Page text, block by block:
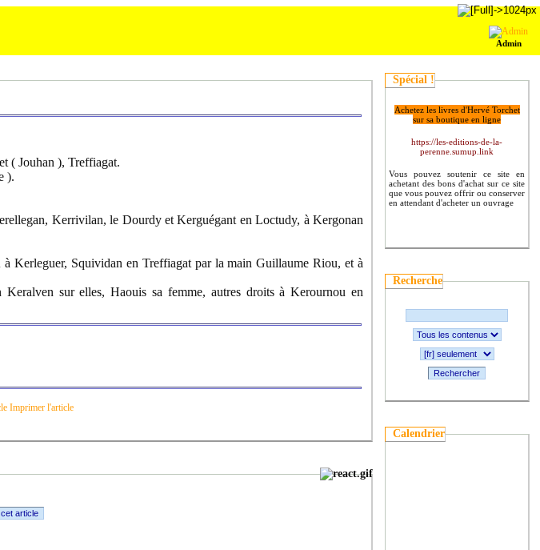
Admin
( Jouhan ), Treffiagat.
).
Kerrivilan, le Dourdy et Kerguégant en Loctudy, à Kergonan
Kerleguer, Squividan en Treffiagat par la main Guillaume Riou, et à
sur elles, Haouis sa femme, autres droits à Kerournou en
Imprimer l'article
article
Spécial !
Achetez les livres d'Hervé Torchet
sur sa boutique en ligne
https://les-editions-de-la-
perenne.sumup.link
Vous pouvez soutenir ce site en
achetant des bons d'achat sur ce site
que vous pouvez offrir ou conserver
en attendant d'acheter un ouvrage
Recherche
Rechercher
Calendrier